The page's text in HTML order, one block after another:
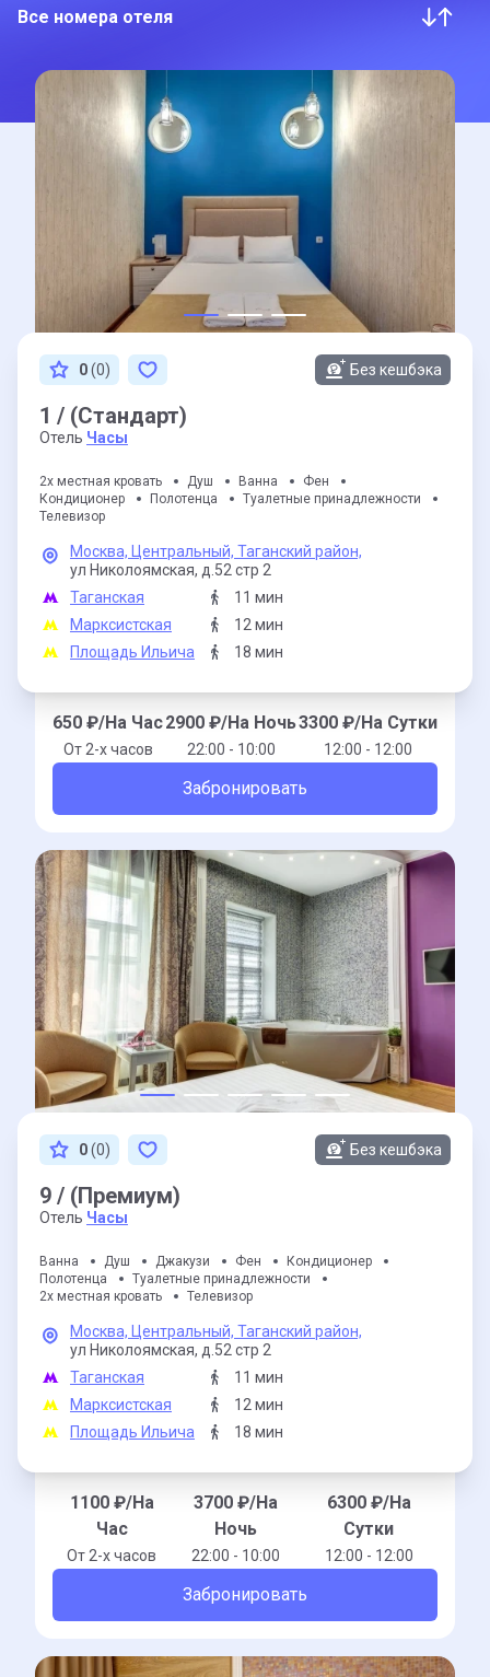
Все номера отеля
0(0) Без кешбэка
1 / (Стандарт)
Отель Часы
2х местная кровать Душ Ванна
Фен
Кондиционер
Полотенца
Туалетные принадлежности
Телевизор
Москва, Центральный, Таганский район,
ул Николоямская, д.52 стр 2
Таганская
11 мин
Марксистская
12 мин
Площадь Ильича
18 мин
650 ₽/На Час
От 2-x часов
2900 ₽/На Ночь
22:00 - 10:00
3300 ₽/На Сутки
12:00 - 12:00
Забронировать
0(0) Без кешбэка
9 / (Премиум)
Отель Часы
Ванна Душ Джакузи Фен
Кондиционер
Полотенца
Туалетные принадлежности
2х местная кровать
Телевизор
Москва, Центральный, Таганский район,
ул Николоямская, д.52 стр 2
Таганская
11 мин
Марксистская
12 мин
Площадь Ильича
18 мин
1100₽/На
Час
От 2-x часов
3700 ₽/На
Ночь
22:00 - 10:00
6300₽/На
Сутки
12:00 - 12:00
Забронировать